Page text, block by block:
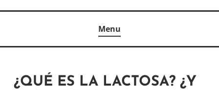
podrás encontrar recetas, consejos y experiencias sin
privarte de nada.
Menu
¿QUÉ ES LA LACTOSA? ¿Y